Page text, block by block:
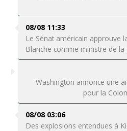
08/08 11:33
Le Sénat américain approuve
Blanche comme ministre de la
Washington annonce une
pour la
08/08 03:06
Des explosions entendues à